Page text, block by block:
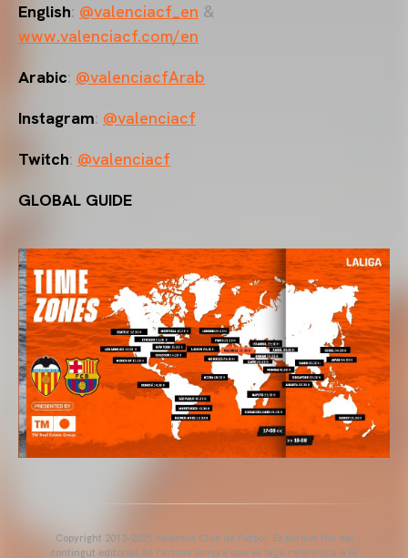
English: @valenciacf_en &
www.valenciacf.com/en
Arabic: @valenciacfArab
Instagram: @valenciacf
Twitch: @valenciacf
GLOBAL GUIDE
Copyright 2013-2025 Valencia Club de Futbol. Es permet l'ús del
contingut editorial de l'article sempre que es faça referència a la